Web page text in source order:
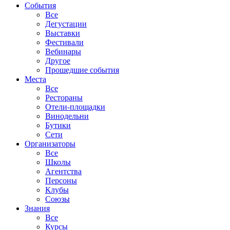
События
Все
Дегустации
Выставки
Фестивали
Вебинары
Другое
Прошедшие события
Места
Все
Рестораны
Отели-площадки
Винодельни
Бутики
Сети
Организаторы
Все
Школы
Агентства
Персоны
Клубы
Союзы
Знания
Все
Курсы